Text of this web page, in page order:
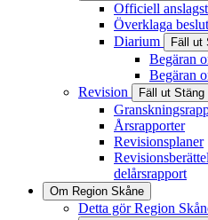
Officiell
Överklaga beslut
Diarium
Fäll ut
Begäran
Begäran
Revision
Fäll ut Stäng
Årsrapporter
Revisionsplaner
delårsrapport
Om Region Skåne
Detta gör Region